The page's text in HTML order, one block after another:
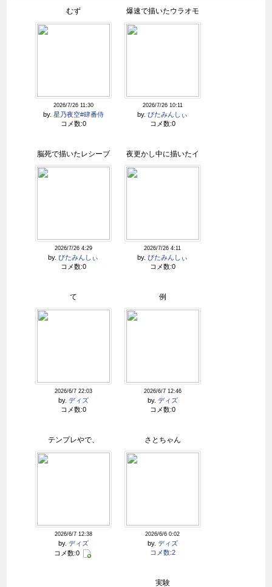
むず
2026/7/26 11:30
by. 星乃夜空#肆番侍
コメ数:0
爆速で描いたウラオモ
2026/7/26 10:11
by.びたみんしぃ
コメ数:0
脳死で描いたレシーブ
2026/7/26 4:29
by.びたみんしぃ
コメ数:0
夜更かし中に描いたイ
2026/7/26 4:11
by.びたみんしぃ
コメ数:0
て
2026/6/7 22:03
by. ディズ
コメ数:0
例
2026/6/7 12:46
by. ディズ
コメ数:0
テンプレやで、
2026/6/7 12:38
by. ディズ
コメ数:0
さとちゃん
2026/6/6 0:02
by. ディズ
コメ数:2
実験